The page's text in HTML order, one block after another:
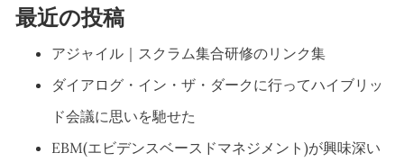
最近の投稿
アジャイル｜スクラム集合研修のリンク集
ダイアログ・イン・ザ・ダークに行ってハイブリッ
ド会議に思いを馳せた
EBM(エビデンスベースドマネジメント)が興味深い